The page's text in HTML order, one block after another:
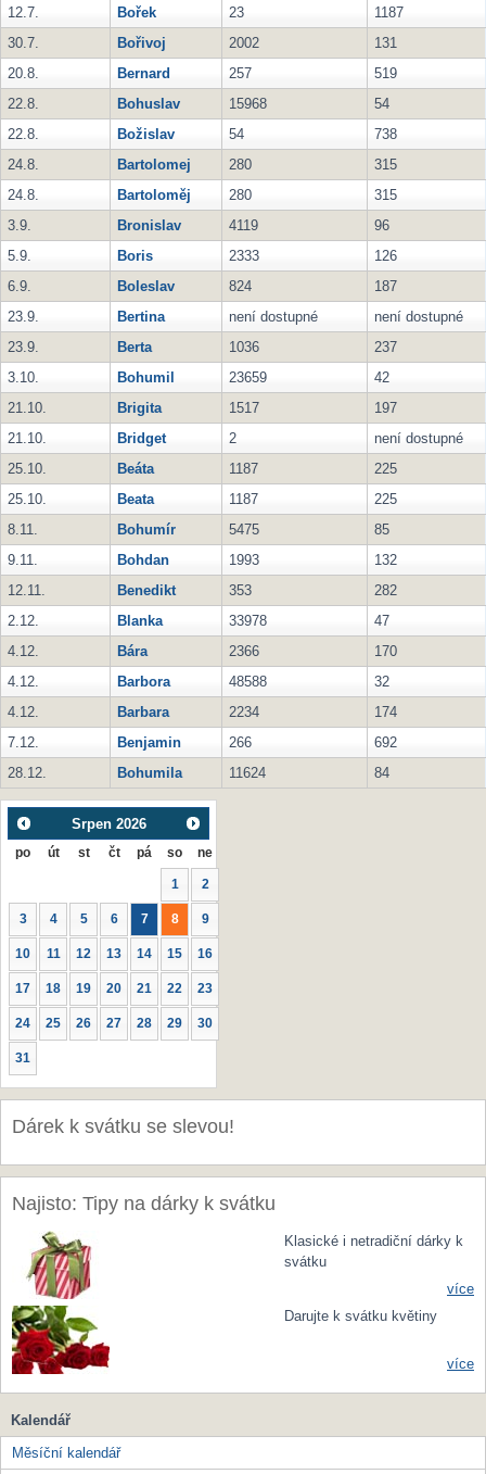
12.7.
Bořek 23
1187
30.7.
Bořivoj 2002
131
20.8.
Bernard 257
519
22.8.
Bohuslav 15968
54
22.8.
Božislav 54
738
24.8.
Bartolomej 280
315
24.8.
Bartoloměj 280
315
3.9.
Bronislav 4119
96
5.9.
Boris 2333
126
6.9.
Boleslav 824
187
23.9.
Bertina není dostupné
není dostupné
23.9.
Berta 1036
237
3.10.
Bohumil 23659
42
21.10.
Brigita 1517
197
21.10.
Bridget 2
není dostupné
25.10.
Beáta 1187
225
25.10.
Beata 1187
225
8.11.
Bohumír 5475
85
9.11.
Bohdan 1993
132
12.11.
Benedikt 353
282
2.12.
Blanka 33978
47
4.12.
Bára 2366
170
4.12.
Barbora 48588
32
4.12.
Barbara 2234
174
7.12.
Benjamin 266
692
28.12.
Bohumila 11624 84
Srpen 2026
po út st čt pá so ne
1 2
3 4 5 6 7 8 9
10 11 12 13 14 15 16
17 18 19 20 21 22 23
24 25 26 27 28 29 30
31
Dárek k svátku se slevou!
Najisto: Tipy na dárky k svátku
Klasické i netradiční dárky k
svátku
více
Darujte k svátku květiny
více
Kalendář
Měsíční kalendář